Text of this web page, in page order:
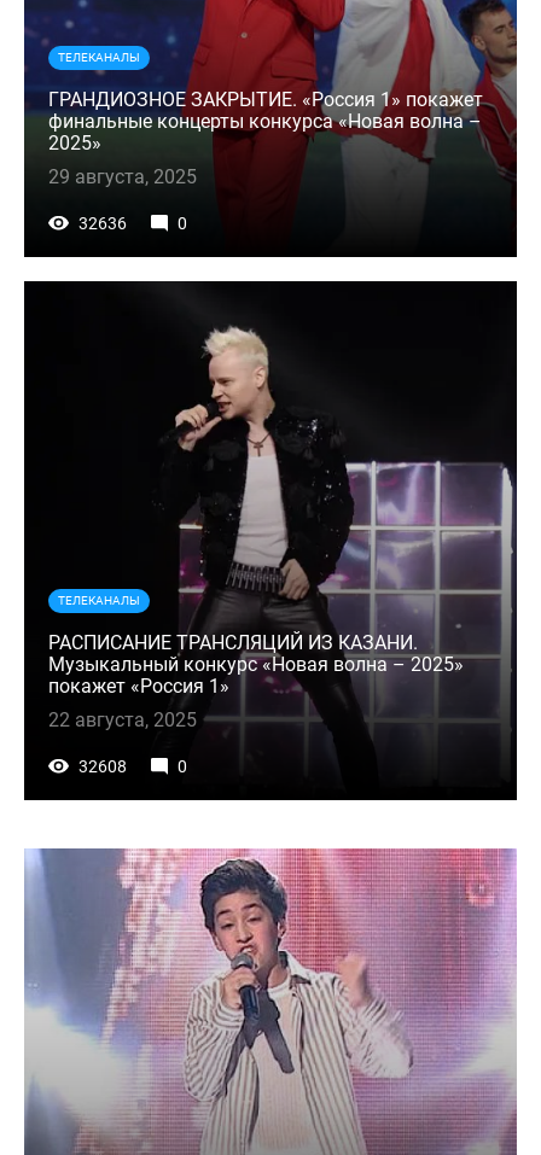
ТЕЛЕКАНАЛЫ
ГРАНДИОЗНОЕ ЗАКРЫТИЕ. «Россия 1» покажет
финальные концерты конкурса «Новая волна –
2025»
29 августа, 2025
32636 0
ТЕЛЕКАНАЛЫ
РАСПИСАНИЕ ТРАНСЛЯЦИЙ ИЗ КАЗАНИ.
Музыкальный конкурс «Новая волна – 2025»
покажет «Россия 1»
22 августа, 2025
32608 0